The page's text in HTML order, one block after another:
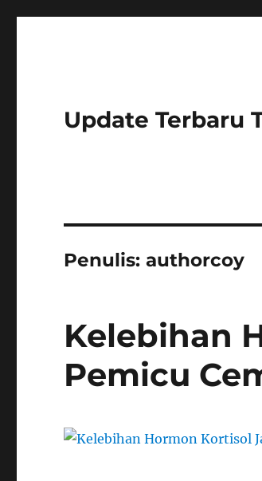
Update Terbaru
Penulis:authorcoy
Kelebihan
Pemicu